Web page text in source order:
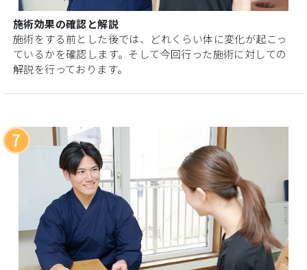
施術効果の確認と解説
施術をする前とした後では、どれくらい体に変化が起こっ
ているかを確認します。そして今回行った施術に対しての
解説を行っております。
7